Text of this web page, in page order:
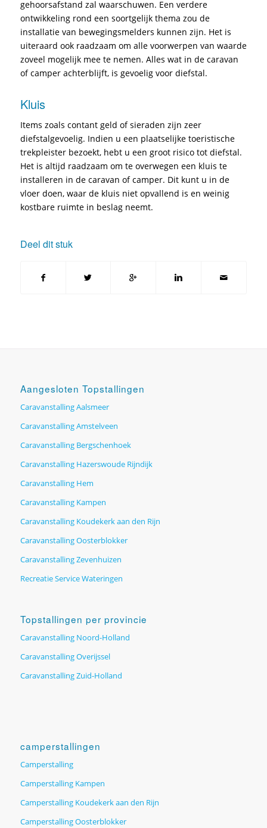
gehoorsafstand zal waarschuwen. Een verdere
ontwikkeling rond een soortgelijk thema zou de
installatie van bewegingsmelders kunnen zijn. Het is
uiteraard ook raadzaam om alle voorwerpen van waarde
zoveel mogelijk mee te nemen. Alles wat in de caravan
of camper achterblijft, is gevoelig voor diefstal.
Kluis
Items zoals contant geld of sieraden zijn zeer
diefstalgevoelig. Indien u een plaatselijke toeristische
trekpleister bezoekt, hebt u een groot risico tot diefstal.
Het is altijd raadzaam om te overwegen een kluis te
installeren in de caravan of camper. Dit kunt u in de
vloer doen, waar de kluis niet opvallend is en weinig
kostbare ruimte in beslag neemt.
Deel dit stuk
Aangesloten Topstallingen
Caravanstalling Aalsmeer
Caravanstalling Amstelveen
Caravanstalling Bergschenhoek
Caravanstalling Hazerswoude Rijndijk
Caravanstalling Hem
Caravanstalling Kampen
Caravanstalling Koudekerk aan den Rijn
Caravanstalling Oosterblokker
Caravanstalling Zevenhuizen
Recreatie Service Wateringen
Topstallingen per provincie
Caravanstalling Noord-Holland
Caravanstalling Overijssel
Caravanstalling Zuid-Holland
camperstallingen
Camperstalling
Camperstalling Kampen
Camperstalling Koudekerk aan den Rijn
Camperstalling Oosterblokker